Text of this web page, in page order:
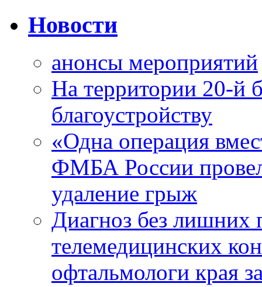
Новости
анонсы мероприятий
На территории 20-й
благоустройству
«Одна операция
ФМБА России
удаление грыж
Диагноз без лишних
телемедицинских
офтальмологи края